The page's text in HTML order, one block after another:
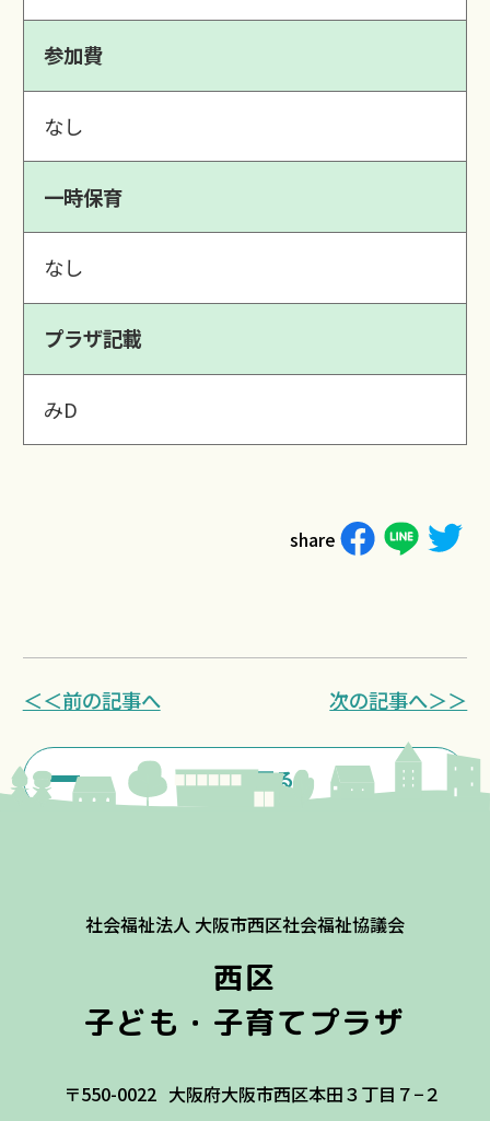
参加費
なし
一時保育
なし
プラザ記載
みD
share
＜＜前の記事へ
一覧に戻る
次の記事へ＞＞
社会福祉法人 大阪市西区社会福祉協議会
西区
子ども・子育てプラザ
〒550-0022 大阪府大阪市西区本田３丁目７−２